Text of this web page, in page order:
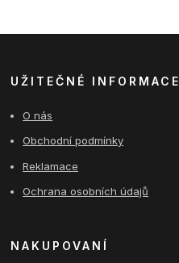
UŽITEČNÉ INFORMACE
O nás
Obchodní podmínky
Reklamace
Ochrana osobních údajů
NAKUPOVANÍ